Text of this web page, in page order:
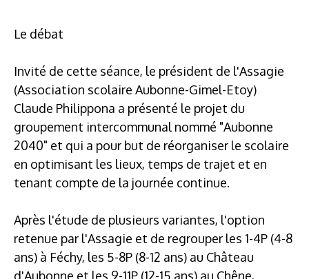
Le débat
Invité de cette séance, le président de l'Assagie
(Association scolaire Aubonne-Gimel-Etoy)
Claude Philippona a présenté le projet du
groupement intercommunal nommé "Aubonne
2040" et qui a pour but de réorganiser le scolaire
en optimisant les lieux, temps de trajet et en
tenant compte de la journée continue.
Après l'étude de plusieurs variantes, l'option
retenue par l'Assagie et de regrouper les 1-4P (4-8
ans) à Féchy, les 5-8P (8-12 ans) au Château
d'Aubonne et les 9-11P (12-15 ans) au Chêne,